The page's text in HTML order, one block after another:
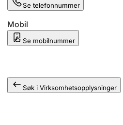
Se telefonnummer
Mobil
Se mobilnummer
Søk i Virksomhetsopplysninger